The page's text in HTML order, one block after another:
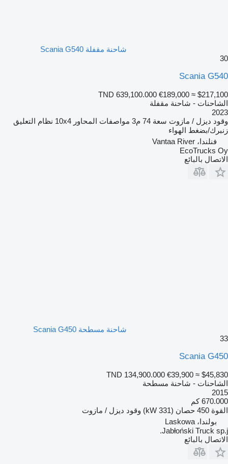
شاحنة مقفلة Scania G540
30
Scania G540
TND 639,100.000 €189,000 ≈ $217,100
الشاحنات - شاحنة مقفلة
2023
وقود ديزل / مازوت سعة 74 م3 مواصفات المحاور 10x4 نظام التعليق
زنبرك/بضغط الهواء
فنلندا، Vantaa River
EcoTrucks Oy
الاتصال بالبائع
شاحنة مسطحة Scania G450
33
Scania G450
TND 134,900.000 €39,900 ≈ $45,830
الشاحنات - شاحنة مسطحة
2015
670.000 كم
القوة 450 حصان (331 kW) وقود ديزل / مازوت
بولندا، Laskowa
Jabłoński Truck sp.j.
الاتصال بالبائع